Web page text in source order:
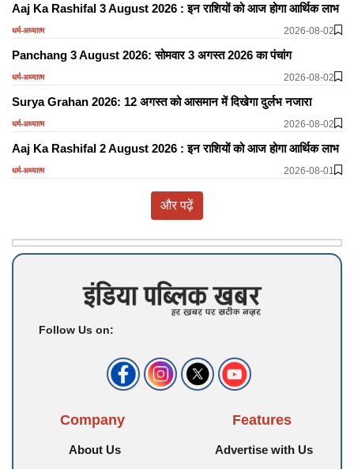
Aaj Ka Rashifal 3 August 2026 : इन राशियों को आज होगा आर्थिक लाभ
धर्म-अध्यात्म 2026-08-02
Panchang 3 August 2026: सोमवार 3 अगस्त 2026 का पंचांग
धर्म-अध्यात्म 2026-08-02
Surya Grahan 2026: 12 अगस्त को आसमान में दिखेगा दुर्लभ नजारा
धर्म-अध्यात्म 2026-08-02
Aaj Ka Rashifal 2 August 2026 : इन राशियों को आज होगा आर्थिक लाभ
धर्म-अध्यात्म 2026-08-01
और पढ़ें
Follow Us on:
Company
About Us
Features
Advertise with Us